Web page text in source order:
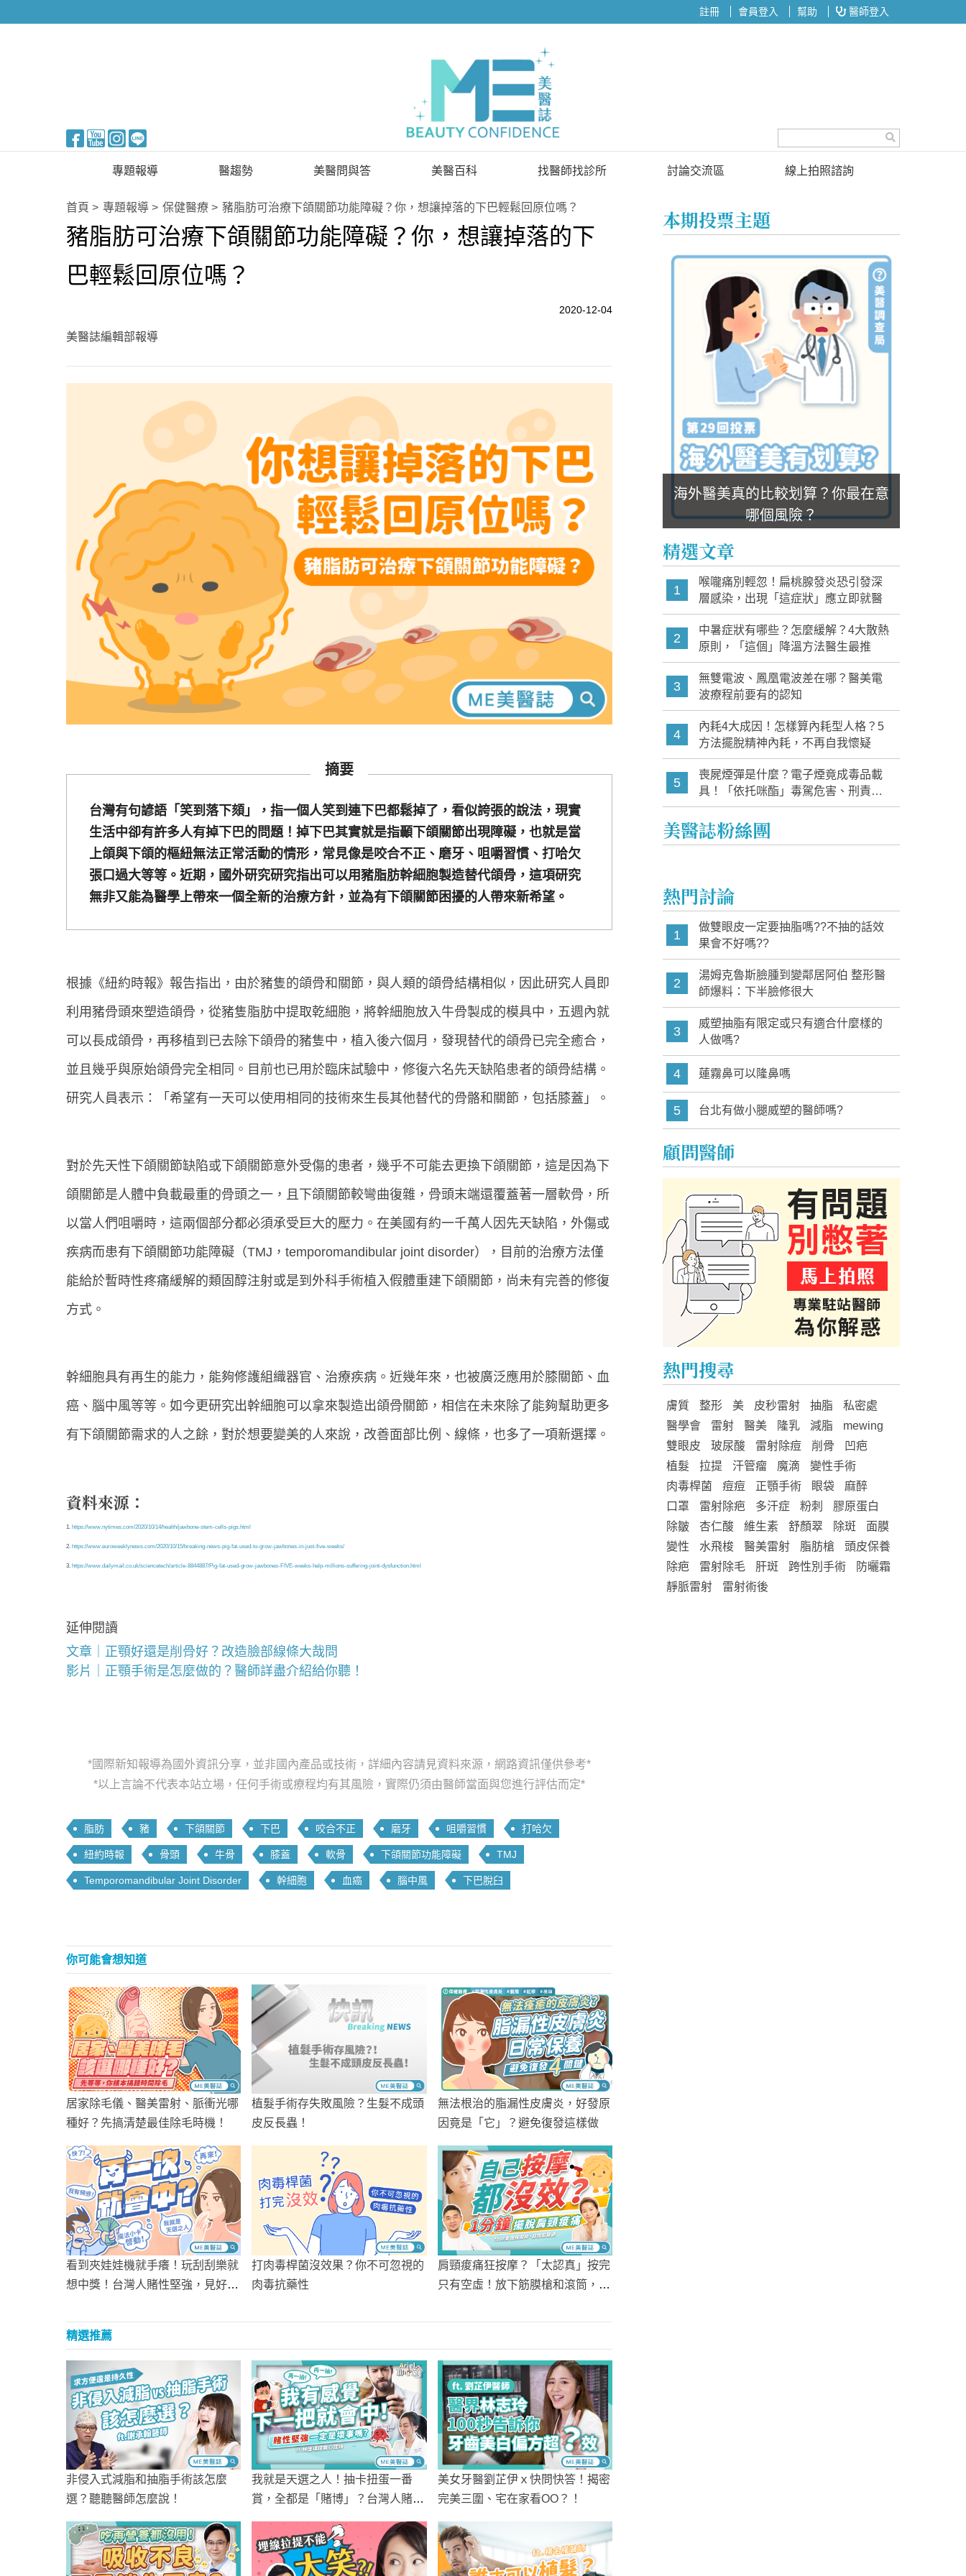
註冊 會員登入 幫助 醫師登入
專題報導
新知快訊
醫美整形
保健醫療
名醫問診室
醫趨勢
美醫FUN知識
國際新知
美醫問與答
已解決問題
待解決問題
美醫百科 找醫師找診所
找醫師
找診所
討論交流區
投票區
線上拍照諮詢
首頁 專題報導 保健醫療 豬脂肪可治療下頜關節功能障礙？你，想讓掉落的下巴輕鬆回原位嗎？
豬脂肪可治療下頜關節功能障礙？你，想讓掉落的下
巴輕鬆回原位嗎？
2020-12-04
美醫誌編輯部報導
摘要
台灣有句諺語「笑到落下頦」，指一個人笑到連下巴都鬆掉了，看似誇張的說法，現實
生活中卻有許多人有掉下巴的問題！掉下巴其實就是指顳下頜關節出現障礙，也就是當
上頜與下頜的樞紐無法正常活動的情形，常見像是咬合不正、磨牙、咀嚼習慣、打哈欠
張口過大等等。近期，國外研究研究指出可以用豬脂肪幹細胞製造替代頜骨，這項研究
無非又能為醫學上帶來一個全新的治療方針，並為有下頜關節困擾的人帶來新希望。
根據《紐約時報》報告指出，由於豬隻的頜骨和關節，與人類的頜骨結構相似，因此研究人員即
利用豬骨頭來塑造頜骨，從豬隻脂肪中提取乾細胞，將幹細胞放入牛骨製成的模具中，五週內就
可以長成頜骨，再移植到已去除下頜骨的豬隻中，植入後六個月，發現替代的頜骨已完全癒合，
並且幾乎與原始頜骨完全相同。目前也已用於臨床試驗中，修復六名先天缺陷患者的頜骨結構。
研究人員表示：「希望有一天可以使用相同的技術來生長其他替代的骨骼和關節，包括膝蓋」。
對於先天性下頜關節缺陷或下頜關節意外受傷的患者，幾乎不可能去更換下頜關節，這是因為下
頜關節是人體中負載最重的骨頭之一，且下頜關節較彎曲復雜，骨頭末端還覆蓋著一層軟骨，所
以當人們咀嚼時，這兩個部分都必須承受巨大的壓力。在美國有約一千萬人因先天缺陷，外傷或
疾病而患有下頜關節功能障礙（TMJ，temporomandibular joint disorder），目前的治療方法僅
能給於暫時性疼痛緩解的類固醇注射或是到外科手術植入假體重建下頜關節，尚未有完善的修復
方式。
幹細胞具有再生的能力，能夠修護組織器官、治療疾病。近幾年來，也被廣泛應用於膝關節、血
癌、腦中風等等。如今更研究出幹細胞可以拿來製造出頜骨關節，相信在未來除了能夠幫助更多
有下頜關節需求的人之餘，對於想要變美的人來說，改善面部比例、線條，也多了一項新選擇。
資料來源：
1. https://www.nytimes.com/2020/10/14/health/jawbone-stem-cells-pigs.html
2. https://www.euroweeklynews.com/2020/10/15/breaking-news-pig-fat-used-to-grow-jawbones-in-just-five-weeks/
3. https://www.dailymail.co.uk/sciencetech/article-8844887/Pig-fat-used-grow-jawbones-FIVE-weeks-help-millions-suffering-joint-dysfunction.html
延伸閱讀
文章｜正顎好還是削骨好？改造臉部線條大哉問
影片｜正顎手術是怎麼做的？醫師詳盡介紹給你聽！
*國際新知報導為國外資訊分享，並非國內產品或技術，詳細內容請見資料來源，網路資訊僅供參考*
*以上言論不代表本站立場，任何手術或療程均有其風險，實際仍須由醫師當面與您進行評估而定*
脂肪 豬 下頜關節 下巴 咬合不正 磨牙 咀嚼習慣 打哈欠
紐約時報 骨頭 牛骨 膝蓋 軟骨 下頜關節功能障礙 TMJ
Temporomandibular Joint Disorder 幹細胞 血癌 腦中風 下巴脫臼
你可能會想知道
居家除毛儀、醫美雷射、脈衝光哪
種好？先搞清楚最佳除毛時機！
植髮手術存失敗風險？生髮不成頭
皮反長蟲！
無法根治的脂漏性皮膚炎，好發原
因竟是「它」？避免復發這樣做
看到夾娃娃機就手癢！玩刮刮樂就
想中獎！台灣人賭性堅強，見好就
打肉毒桿菌沒效果？你不可忽視的
肉毒抗藥性
肩頸痠痛狂按摩？「太認真」按完
只有空虛！放下筋膜槍和滾筒，這
精選推薦
非侵入式減脂和抽脂手術該怎麼
選？聽聽醫師怎麼說！
我就是天選之人！抽卡扭蛋一番
賞，全都是「賭博」？台灣人賭性
美女牙醫劉芷伊ｘ快問快答！揭密
完美三圍、宅在家看OO？！
本期投票主題
海外醫美真的比較划算？你最在意
哪個風險？
精選文章
1
喉嚨痛別輕忽！扁桃腺發炎恐引發深
層感染，出現「這症狀」應立即就醫
2
中暑症狀有哪些？怎麼緩解？4大散熱
原則，「這個」降溫方法醫生最推
3
無雙電波、鳳凰電波差在哪？醫美電
波療程前要有的認知
4
內耗4大成因！怎樣算內耗型人格？5
方法擺脫精神內耗，不再自我懷疑
5
喪屍煙彈是什麼？電子煙竟成毒品載
具！「依托咪酯」毒駕危害、刑責與
家長必知警訊
美醫誌粉絲團
熱門討論
1
做雙眼皮一定要抽脂嗎??不抽的話效
果會不好嗎??
2
湯姆克魯斯臉腫到變鄰居阿伯 整形醫
師爆料：下半臉修很大
3
威塑抽脂有限定或只有適合什麼樣的
人做嗎?
4 蓮霧鼻可以隆鼻嗎
5 台北有做小腿威塑的醫師嗎?
顧問醫師
熱門搜尋
膚質 整形 美 皮秒雷射 抽脂
私密處
醫學會
雷射 醫美 隆乳 減脂
mewing
雙眼皮
玻尿酸 雷射除痘 削骨
凹疤
植髮
拉提 汗管瘤 魔滴
變性手術
肉毒桿菌
痘痘 正顎手術 眼袋
麻醉
口罩
雷射除疤 多汗症 粉刺
膠原蛋白
除皺
杏仁酸 維生素 舒顏翠 除斑
面膜
變性
水飛梭 醫美雷射 脂肪槍
頭皮保養
除疤
雷射除毛 肝斑 跨性別手術
防曬霜
靜脈雷射
雷射術後